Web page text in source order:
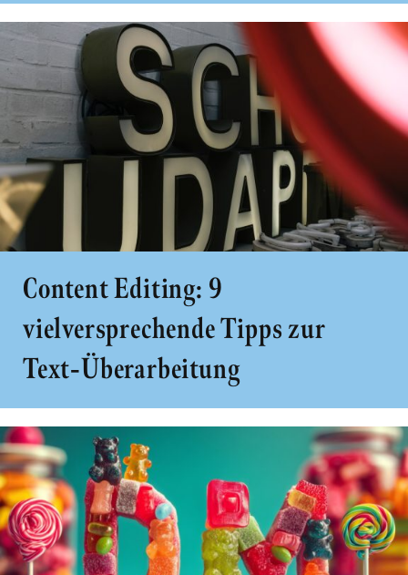
Content Editing: 9
vielversprechende Tipps zur
Text-Überarbeitung